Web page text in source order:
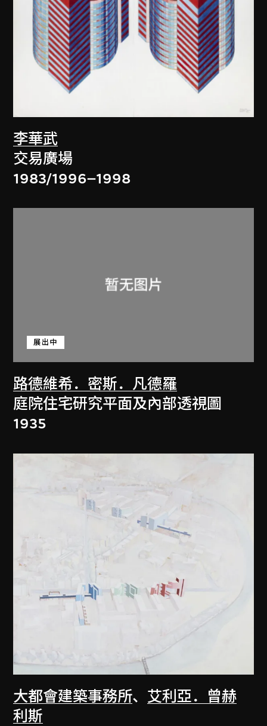
李華武
交易廣場
1983/1996–1998
路德維希．密斯．凡德羅
展出中
庭院住宅研究平面及內部透視圖
1935
大都會建築事務所、 艾利亞．曾赫
利斯